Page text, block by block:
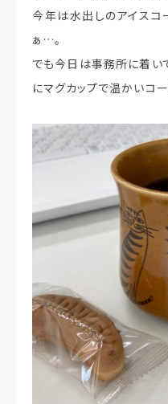
今年は水出しのアイスコ
ぁ…。
でも今日は事務所に着い
にマグカップで温かいコ